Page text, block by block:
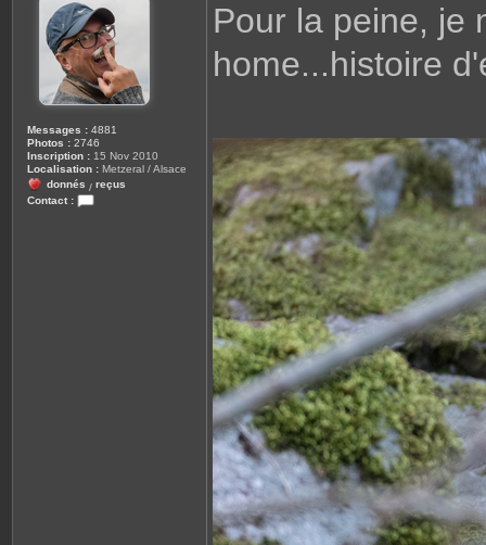
Messages : 4881
Photos : 2746
Inscription : 15 Nov 2010
Localisation : Metzeral / Alsace
donnés / reçus
Contact :
Pour la peine, je
home...histoire